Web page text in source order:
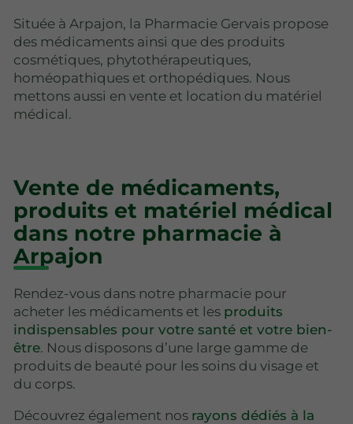
Située à Arpajon, la Pharmacie Gervais propose
des médicaments ainsi que des produits
cosmétiques, phytothérapeutiques,
homéopathiques et orthopédiques. Nous
mettons aussi en vente et location du matériel
médical.
Vente de médicaments,
produits et matériel médical
dans notre pharmacie à
Arpajon
Rendez-vous dans notre pharmacie pour
acheter les médicaments et les produits
indispensables pour votre santé et votre bien-
être. Nous disposons d’une large gamme de
produits de beauté pour les soins du visage et
du corps.
Découvrez également nos rayons dédiés à la